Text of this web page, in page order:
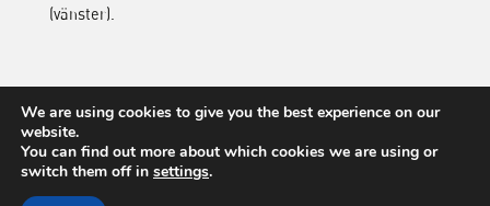
(vänster).
Thommen Medical | Driven by science, not trends.
We are using cookies to give you the best experience on our
website.
You can find out more about which cookies we are using or
switch them off in settings.